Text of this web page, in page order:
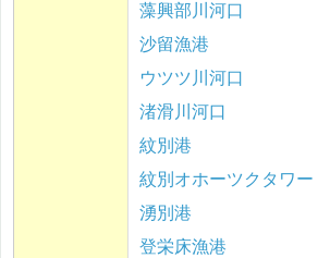
藻興部川河口
沙留漁港
ウツツ川河口
渚滑川河口
紋別港
紋別オホーツクタワー
湧別港
登栄床漁港